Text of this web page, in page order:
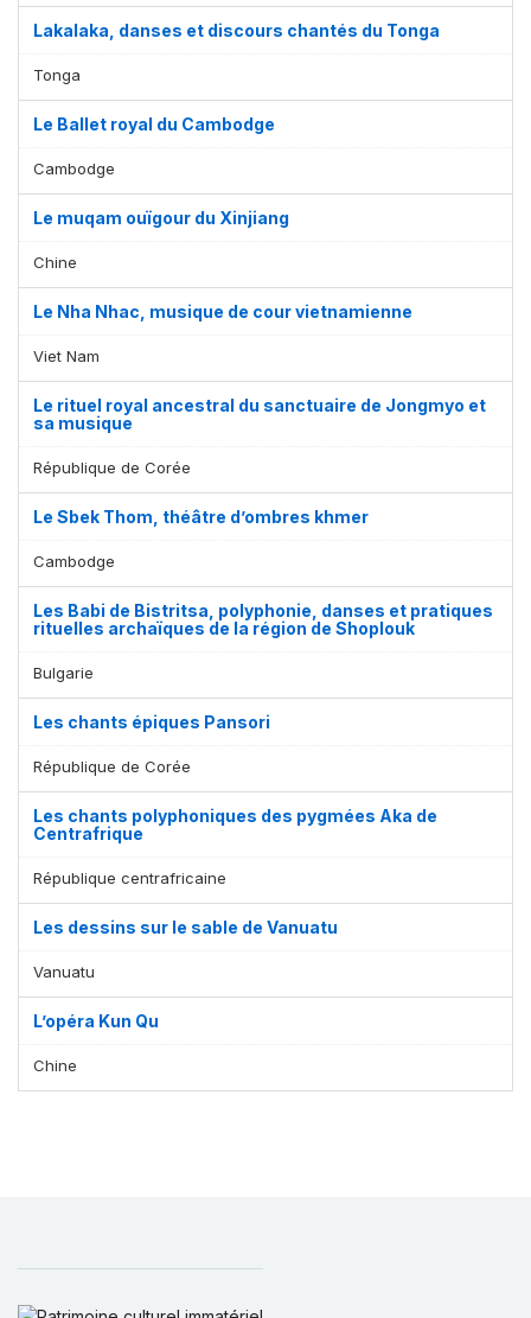
Lakalaka, danses et discours chantés du Tonga
Tonga
Le Ballet royal du Cambodge
Cambodge
Le muqam ouïgour du Xinjiang
Chine
Le Nha Nhac, musique de cour vietnamienne
Viet Nam
Le rituel royal ancestral du sanctuaire de Jongmyo et
sa musique
République de Corée
Le Sbek Thom, théâtre d’ombres khmer
Cambodge
Les Babi de Bistritsa, polyphonie, danses et pratiques
rituelles archaïques de la région de Shoplouk
Bulgarie
Les chants épiques Pansori
République de Corée
Les chants polyphoniques des pygmées Aka de
Centrafrique
République centrafricaine
Les dessins sur le sable de Vanuatu
Vanuatu
L’opéra Kun Qu
Chine